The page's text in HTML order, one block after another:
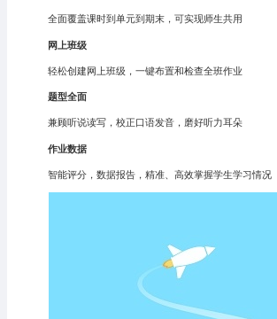
全面覆盖课时到单元到期末，可实现师生共用
网上班级
轻松创建网上班级，一键布置和检查全班作业
题型全面
兼顾听说读写，校正口语发音，磨好听力耳朵
作业数据
智能评分，数据报告，精准、高效掌握学生学习情况